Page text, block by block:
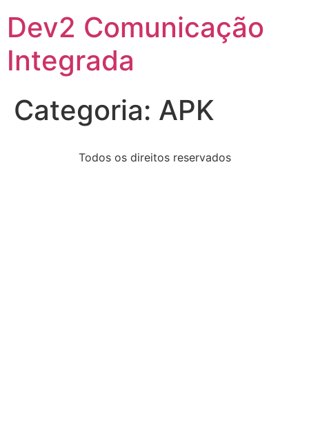
Dev2 Comunicação
Integrada
Categoria: APK
Todos os direitos reservados